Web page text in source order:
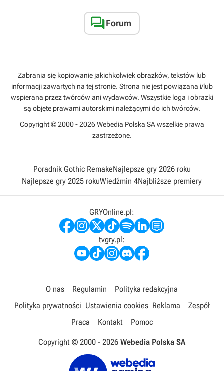
Forum
Zabrania się kopiowanie jakichkolwiek obrazków, tekstów lub
informacji zawartych na tej stronie. Strona nie jest powiązana i/lub
wspierana przez twórców ani wydawców. Wszystkie loga i obrazki
są objęte prawami autorskimi należącymi do ich twórców.
Copyright © 2000 - 2026 Webedia Polska SA wszelkie prawa
zastrzeżone.
Poradnik Gothic RemakeNajlepsze gry 2026 roku
Najlepsze gry 2025 rokuWiedźmin 4Najbliższe premiery
GRYOnline.pl:
tvgry.pl:
O nas Regulamin
Polityka redakcyjna
Polityka prywatności Ustawienia cookies Reklama
Zespół
Praca
Kontakt Pomoc
Copyright © 2000 - 2026 Webedia Polska SA